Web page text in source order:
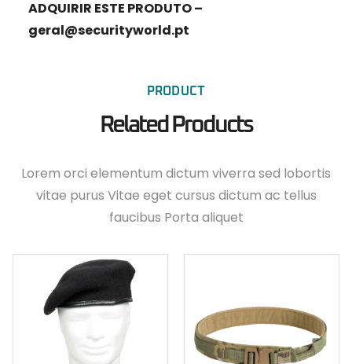
ADQUIRIR ESTE PRODUTO –
geral@securityworld.pt
PRODUCT
Related Products
Lorem orci elementum dictum viverra sed lobortis
vitae purus Vitae eget cursus dictum ac tellus
faucibus Porta aliquet